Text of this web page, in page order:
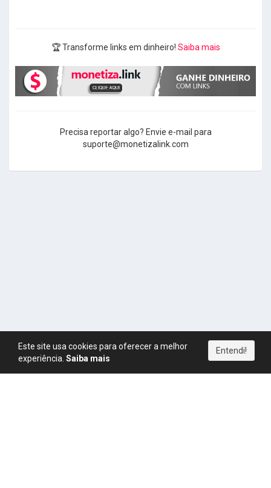
🏆 Transforme links em dinheiro! Saiba mais
Precisa reportar algo? Envie e-mail para
suporte@monetizalink.com
Este site usa cookies para oferecer a melhor
experiência. Saiba mais
Entendi!